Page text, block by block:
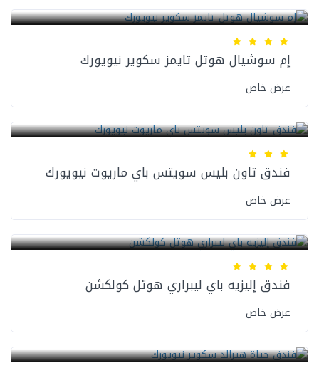
إم سوشيال هوتل تايمز سكوير نيويورك
عرض خاص
فندق تاون بليس سويتس باي ماريوت نيويورك
عرض خاص
فندق إليزيه باي ليبراري هوتل كولكشن
عرض خاص